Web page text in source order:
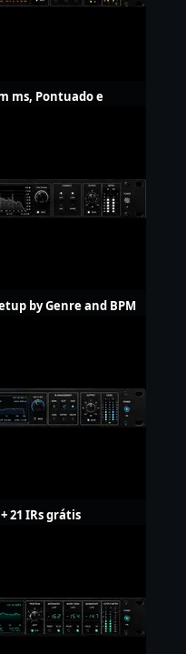
ms, Pontuado e
by Genre and BPM
21 IRs grátis